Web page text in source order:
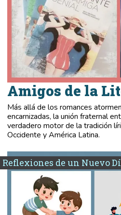
Amigos de la
Más allá de los romances
encarnizadas, la unión fraternal
verdadero motor de la tradición
Occidente y América Latina.
Reflexiones de un Nuevo